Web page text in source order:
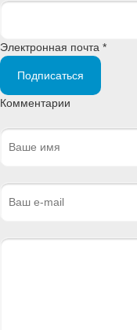
Электронная почта *
Подписаться
Комментарии